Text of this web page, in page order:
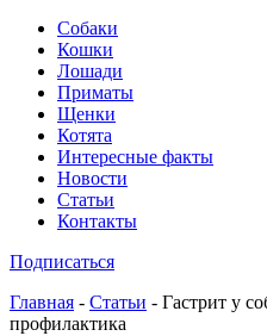
Собаки
Кошки
Лошади
Приматы
Щенки
Котята
Интересные факты
Новости
Статьи
Контакты
Подписаться
Главная - Статьи - Гастрит у
профилактика